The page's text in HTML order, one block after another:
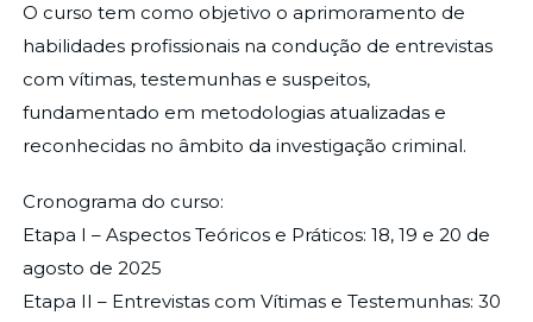
O curso tem como objetivo o aprimoramento de
habilidades profissionais na condução de entrevistas
com vítimas, testemunhas e suspeitos,
fundamentado em metodologias atualizadas e
reconhecidas no âmbito da investigação criminal.
Cronograma do curso:
Etapa I – Aspectos Teóricos e Práticos: 18, 19 e 20 de
agosto de 2025
Etapa II – Entrevistas com Vítimas e Testemunhas: 30